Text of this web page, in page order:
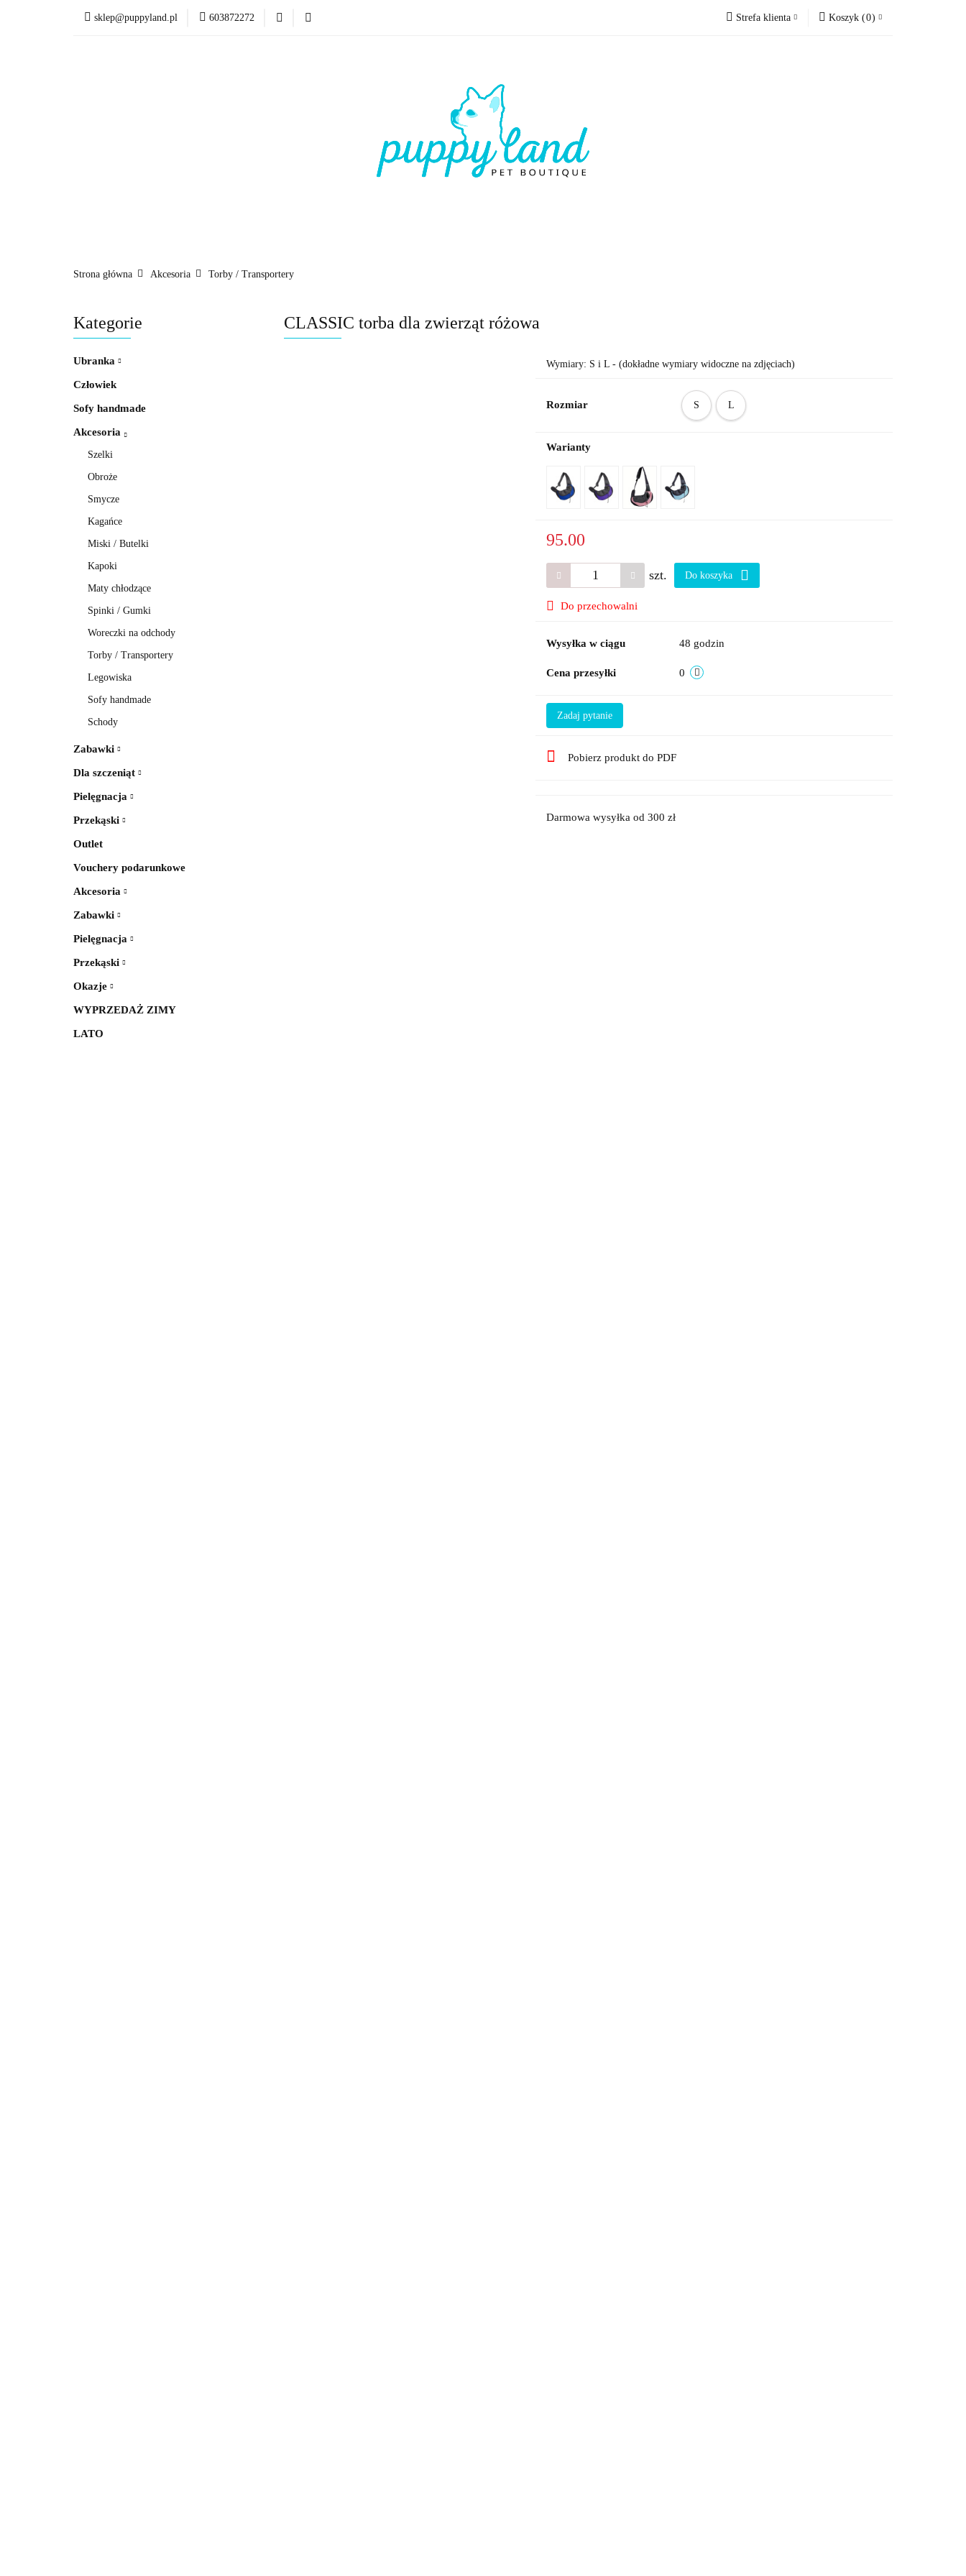
sklep@puppyland.pl 603872272 Strefa klienta Koszyk (0)
PROMOCJE/OUTLET 🏷️
Strona główna Akcesoria Torby / Transportery
Kategorie
Ubranka
Człowiek
Sofy handmade
Akcesoria
Szelki
Obroże
Smycze
Kagańce
Miski / Butelki
Kapoki
Maty chłodzące
Spinki / Gumki
Woreczki na odchody
Torby / Transportery
Legowiska
Sofy handmade
Schody
Zabawki
Dla szczeniąt
Pielęgnacja
Przekąski
Outlet
Vouchery podarunkowe
Akcesoria
Zabawki
Pielęgnacja
Przekąski
Okazje
WYPRZEDAŻ ZIMY
LATO
CLASSIC torba dla zwierząt różowa
Wymiary: S i L - (dokładne wymiary widoczne na zdjęciach)
Rozmiar S L
Warianty
95.00
szt. Do koszyka
Do przechowalni
Wysyłka w ciągu 48 godzin
Cena przesyłki 0
Zadaj pytanie
Pobierz produkt do PDF
Darmowa wysyłka od 300 zł